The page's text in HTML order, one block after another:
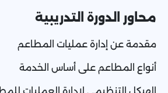
محاور الدورة التدريبية
مقدمة عن إدارة عمليات المطاعم
أنواع المطاعم على أساس الخدمة